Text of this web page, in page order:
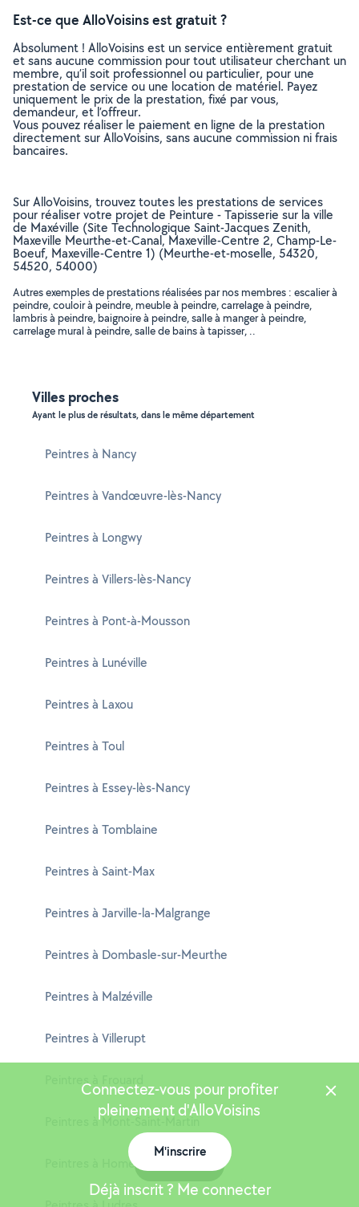
Est-ce que AlloVoisins est gratuit ?
Absolument ! AlloVoisins est un service entièrement gratuit
et sans aucune commission pour tout utilisateur cherchant un
membre, qu’il soit professionnel ou particulier, pour une
prestation de service ou une location de matériel. Payez
uniquement le prix de la prestation, fixé par vous,
demandeur, et l’offreur.
Vous pouvez réaliser le paiement en ligne de la prestation
directement sur AlloVoisins, sans aucune commission ni frais
bancaires.
Sur AlloVoisins, trouvez toutes les prestations de services
pour réaliser votre projet de Peinture - Tapisserie sur la ville
de Maxéville (Site Technologique Saint-Jacques Zenith,
Maxeville Meurthe-et-Canal, Maxeville-Centre 2, Champ-Le-
Boeuf, Maxeville-Centre 1) (Meurthe-et-moselle, 54320,
54520, 54000)
Autres exemples de prestations réalisées par nos membres : escalier à
peindre, couloir à peindre, meuble à peindre, carrelage à peindre,
lambris à peindre, baignoire à peindre, salle à manger à peindre,
carrelage mural à peindre, salle de bains à tapisser, ..
Villes proches
Ayant le plus de résultats, dans le même département
Peintres à Nancy
Peintres à Vandœuvre-lès-Nancy
Peintres à Longwy
Peintres à Villers-lès-Nancy
Peintres à Pont-à-Mousson
Peintres à Lunéville
Peintres à Laxou
Peintres à Toul
Peintres à Essey-lès-Nancy
Peintres à Tomblaine
Peintres à Saint-Max
Peintres à Jarville-la-Malgrange
Peintres à Dombasle-sur-Meurthe
Peintres à Malzéville
Peintres à Villerupt
Peintres à Frouard
Peintres à Mont-Saint-Martin
Peintres à Homécourt
Connectez-vous pour profiter
pleinement d'AlloVoisins
M'inscrire
Déjà inscrit ? Me connecter